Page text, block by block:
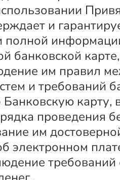
и
полной
банковской
им правил
и требований
карту,
проведения
им
электронном